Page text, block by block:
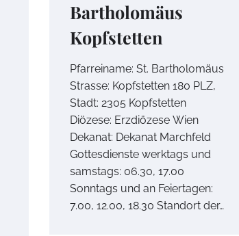
Bartholomäus
Kopfstetten
Pfarreiname: St. Bartholomäus
Strasse: Kopfstetten 180 PLZ,
Stadt: 2305 Kopfstetten
Diözese: Erzdiözese Wien
Dekanat: Dekanat Marchfeld
Gottesdienste werktags und
samstags: 06.30, 17.00
Sonntags und an Feiertagen:
7.00, 12.00, 18.30 Standort der…